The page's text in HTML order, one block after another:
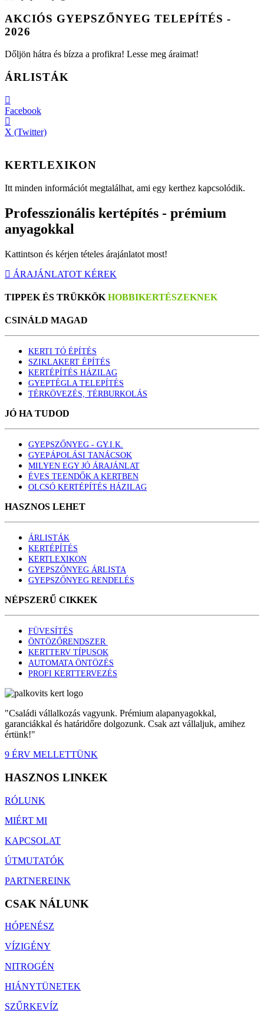
AKCIÓS GYEPSZŐNYEG TELEPÍTÉS -
2026
Dőljön hátra és bízza a profikra! Lesse meg áraimat!
ÁRLISTÁK
Facebook
X (Twitter)
KERTLEXIKON
Itt minden információt megtalálhat, ami egy kerthez kapcsolódik.
Professzionális kertépítés - prémium
anyagokkal
Kattintson és kérjen tételes árajánlatot most!
ÁRAJÁNLATOT KÉREK
TIPPEK ÉS TRÜKKÖK HOBBIKERTÉSZEKNEK
CSINÁLD MAGAD
KERTI TÓ ÉPÍTÉS
SZIKLAKERT ÉPÍTÉS
KERTÉPÍTÉS HÁZILAG
GYEPTÉGLA TELEPÍTÉS
TÉRKÖVEZÉS, TÉRBURKOLÁS
JÓ HA TUDOD
GYEPSZŐNYEG - GY.I.K.
GYEPÁPOLÁSI TANÁCSOK
MILYEN EGY JÓ ÁRAJÁNLAT
ÉVES TEENDŐK A KERTBEN
OLCSÓ KERTÉPÍTÉS HÁZILAG
HASZNOS LEHET
ÁRLISTÁK
KERTÉPÍTÉS
KERTLEXIKON
GYEPSZŐNYEG ÁRLISTA
GYEPSZŐNYEG RENDELÉS
NÉPSZERŰ CIKKEK
FÜVESÍTÉS
ÖNTÖZŐRENDSZER
KERTTERV TÍPUSOK
AUTOMATA ÖNTÖZÉS
PROFI KERTTERVEZÉS
"Családi vállalkozás vagyunk. Prémium alapanyagokkal,
garanciákkal és határidőre dolgozunk. Csak azt vállaljuk, amihez
értünk!"
9 ÉRV MELLETTÜNK
HASZNOS LINKEK
RÓLUNK
MIÉRT MI
KAPCSOLAT
ÚTMUTATÓK
PARTNEREINK
CSAK NÁLUNK
HÓPENÉSZ
VÍZIGÉNY
NITROGÉN
HIÁNYTÜNETEK
SZŰRKEVÍZ